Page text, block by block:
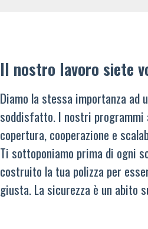
Il nostro lavoro siete
Diamo la stessa importanza ad
soddisfatto. I nostri
copertura, cooperazione e
Ti sottoponiamo prima di ogni
costruito la tua polizza per
giusta. La sicurezza è un abito